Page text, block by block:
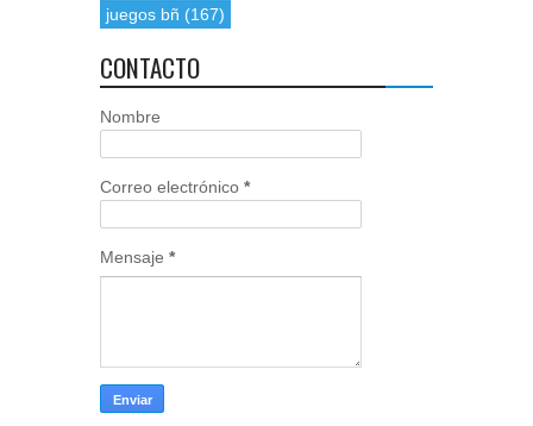
juegos bñ (167)
CONTACTO
Nombre
Correo electrónico *
Mensaje *